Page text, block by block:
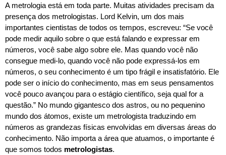
A metrologia está em toda parte. Muitas atividades precisam da
presença dos metrologistas. Lord Kelvin, um dos mais
importantes cientistas de todos os tempos, escreveu: “Se você
pode medir aquilo sobre o que está falando e expressar em
números, você sabe algo sobre ele. Mas quando você não
consegue medi-lo, quando você não pode expressá-los em
números, o seu conhecimento é um tipo frágil e insatisfatório. Ele
pode ser o início do conhecimento, mas em seus pensamentos
você pouco avançou para o estágio científico, seja qual for a
questão.” No mundo gigantesco dos astros, ou no pequenino
mundo dos átomos, existe um metrologista traduzindo em
números as grandezas físicas envolvidas em diversas áreas do
conhecimento. Não importa a área que atuamos, o importante é
que somos todos metrologistas.